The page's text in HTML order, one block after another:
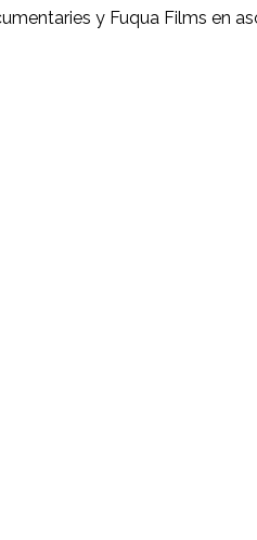
y Fuqua Films en